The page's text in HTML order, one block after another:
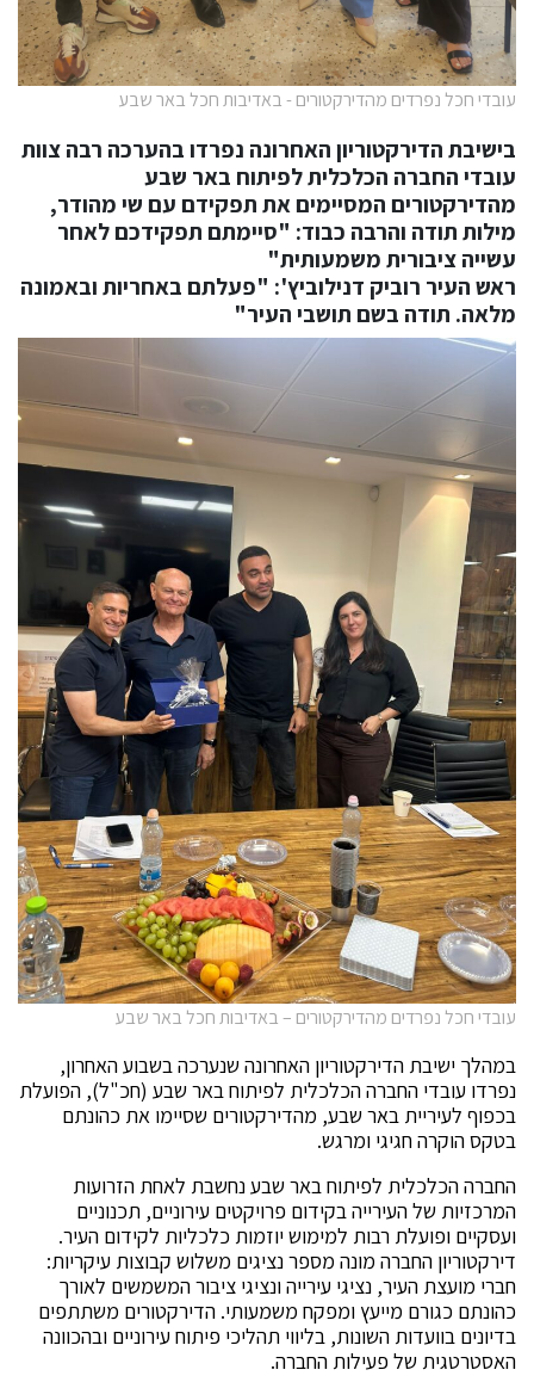
עובדי חכל נפרדים מהדירקטורים - באדיבות חכל באר שבע
בישיבת הדירקטוריון האחרונה נפרדו בהערכה רבה צוות
עובדי החברה הכלכלית לפיתוח באר שבע
מהדירקטורים המסיימים את תפקידם עם שי מהודר,
מילות תודה והרבה כבוד: "סיימתם תפקידכם לאחר
עשייה ציבורית משמעותית"
ראש העיר רוביק דנילוביץ': "פעלתם באחריות ובאמונה
מלאה. תודה בשם תושבי העיר"
עובדי חכל נפרדים מהדירקטורים – באדיבות חכל באר שבע
במהלך ישיבת הדירקטוריון האחרונה שנערכה בשבוע האחרון,
נפרדו עובדי החברה הכלכלית לפיתוח באר שבע (חכ"ל), הפועלת
בכפוף לעיריית באר שבע, מהדירקטורים שסיימו את כהונתם
בטקס הוקרה חגיגי ומרגש.
החברה הכלכלית לפיתוח באר שבע נחשבת לאחת הזרועות
המרכזיות של העירייה בקידום פרויקטים עירוניים, תכנוניים
ועסקיים ופועלת רבות למימוש יוזמות כלכליות לקידום העיר.
דירקטוריון החברה מונה מספר נציגים משלוש קבוצות עיקריות:
חברי מועצת העיר, נציגי עירייה ונציגי ציבור המשמשים לאורך
כהונתם כגורם מייעץ ומפקח משמעותי. הדירקטורים משתתפים
בדיונים בוועדות השונות, בליווי תהליכי פיתוח עירוניים ובהכוונה
האסטרטגית של פעילות החברה.